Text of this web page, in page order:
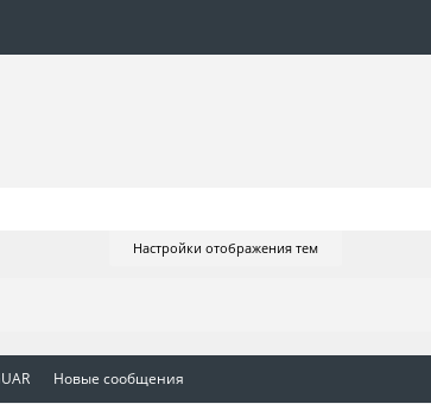
Настройки отображения тем
Новые сообщения